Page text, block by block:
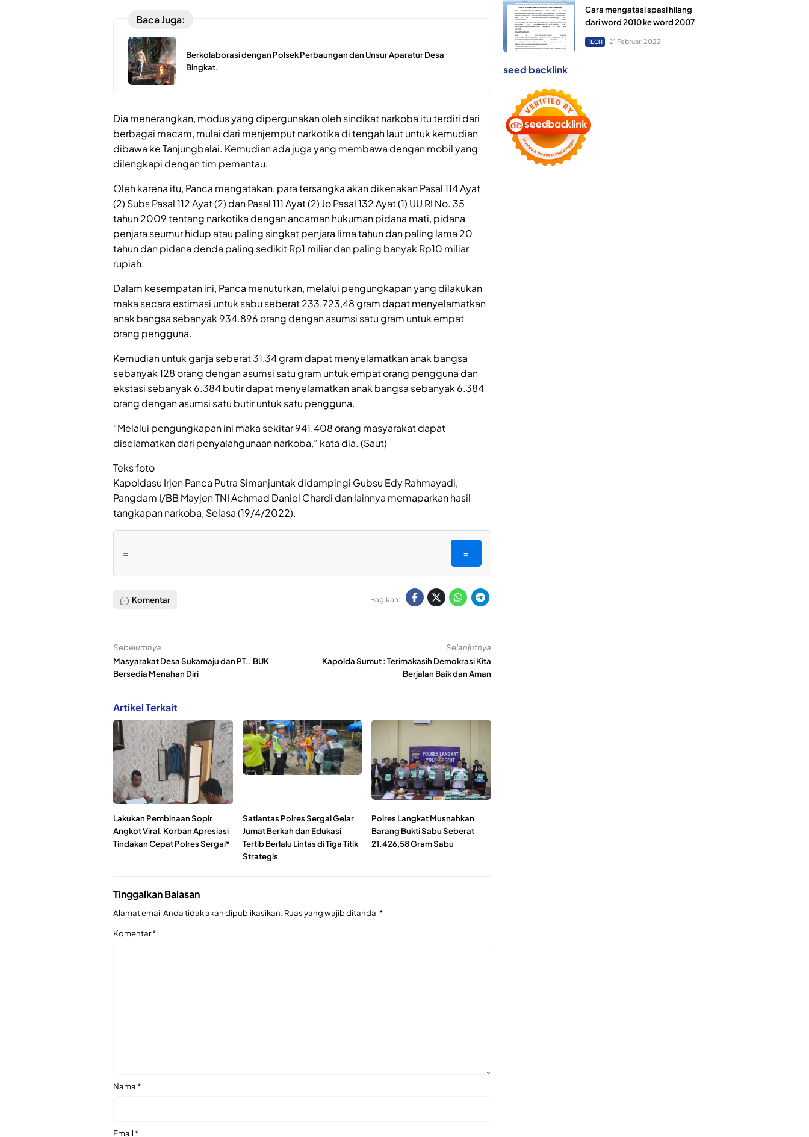
Baca Juga:
Berkolaborasi dengan Polsek Perbaungan dan Unsur Aparatur Desa
Bingkat.
Dia menerangkan, modus yang dipergunakan oleh sindikat narkoba itu terdiri dari
berbagai macam, mulai dari menjemput narkotika di tengah laut untuk kemudian
dibawa ke Tanjungbalai. Kemudian ada juga yang membawa dengan mobil yang
dilengkapi dengan tim pemantau.
Oleh karena itu, Panca mengatakan, para tersangka akan dikenakan Pasal 114 Ayat
(2) Subs Pasal 112 Ayat (2) dan Pasal 111 Ayat (2) Jo Pasal 132 Ayat (1) UU RI No. 35
tahun 2009 tentang narkotika dengan ancaman hukuman pidana mati, pidana
penjara seumur hidup atau paling singkat penjara lima tahun dan paling lama 20
tahun dan pidana denda paling sedikit Rp1 miliar dan paling banyak Rp10 miliar
rupiah.
Dalam kesempatan ini, Panca menuturkan, melalui pengungkapan yang dilakukan
maka secara estimasi untuk sabu seberat 233.723,48 gram dapat menyelamatkan
anak bangsa sebanyak 934.896 orang dengan asumsi satu gram untuk empat
orang pengguna.
Kemudian untuk ganja seberat 31,34 gram dapat menyelamatkan anak bangsa
sebanyak 128 orang dengan asumsi satu gram untuk empat orang pengguna dan
ekstasi sebanyak 6.384 butir dapat menyelamatkan anak bangsa sebanyak 6.384
orang dengan asumsi satu butir untuk satu pengguna.
“Melalui pengungkapan ini maka sekitar 941.408 orang masyarakat dapat
diselamatkan dari penyalahgunaan narkoba,” kata dia. (Saut)
Teks foto
Kapoldasu Irjen Panca Putra Simanjuntak didampingi Gubsu Edy Rahmayadi,
Pangdam I/BB Mayjen TNI Achmad Daniel Chardi dan lainnya memaparkan hasil
tangkapan narkoba, Selasa (19/4/2022).
= =
Komentar Bagikan:
Sebelumnya
Masyarakat Desa Sukamaju dan PT.. BUK
Bersedia Menahan Diri
Selanjutnya
Kapolda Sumut : Terimakasih Demokrasi Kita
Berjalan Baik dan Aman
Artikel Terkait
Lakukan Pembinaan Sopir
Angkot Viral, Korban Apresiasi
Tindakan Cepat Polres Sergai*
Satlantas Polres Sergai Gelar
Jumat Berkah dan Edukasi
Tertib Berlalu Lintas di Tiga Titik
Strategis
Polres Langkat Musnahkan
Barang Bukti Sabu Seberat
21.426,58 Gram Sabu
Tinggalkan Balasan
Alamat email Anda tidak akan dipublikasikan. Ruas yang wajib ditandai*
Komentar*
Nama*
Email*
Cara mengatasi spasi hilang
dari word 2010 ke word 2007
TECH 21 Februari 2022
seed backlink